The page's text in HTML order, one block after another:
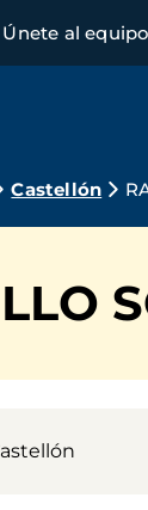
Únete al equipo
Castellón